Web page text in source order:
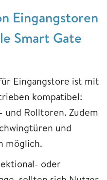
Eingangstoren
Smart Gate
Eingangstore ist mit
kompatibel:
und Rolltoren. Zudem
und
möglich.
oder